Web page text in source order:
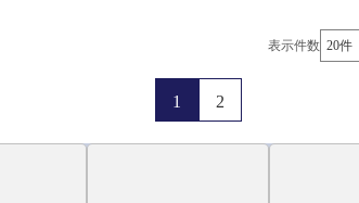
表示件数
1 2